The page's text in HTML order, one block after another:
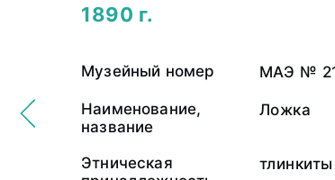
1890 г.
Музейный номер МАЭ №
Наименование,
название
Ложка
Этническая
тлинкиты